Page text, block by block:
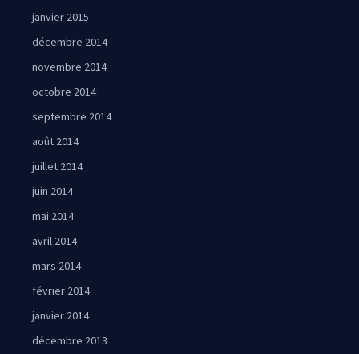
janvier 2015
décembre 2014
novembre 2014
octobre 2014
septembre 2014
août 2014
juillet 2014
juin 2014
mai 2014
avril 2014
mars 2014
février 2014
janvier 2014
décembre 2013